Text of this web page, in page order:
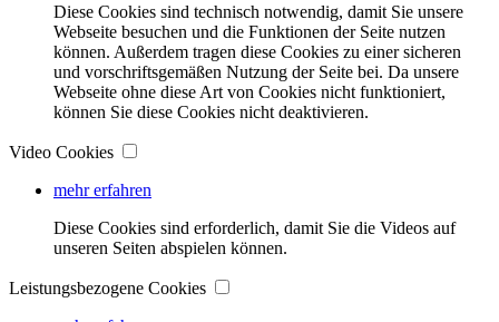
Diese Cookies sind technisch notwendig, damit Sie unsere
Webseite besuchen und die Funktionen der Seite nutzen
können. Außerdem tragen diese Cookies zu einer sicheren
und vorschriftsgemäßen Nutzung der Seite bei. Da unsere
Webseite ohne diese Art von Cookies nicht funktioniert,
können Sie diese Cookies nicht deaktivieren.
Video Cookies
mehr erfahren
Diese Cookies sind erforderlich, damit Sie die Videos auf
unseren Seiten abspielen können.
Leistungsbezogene Cookies